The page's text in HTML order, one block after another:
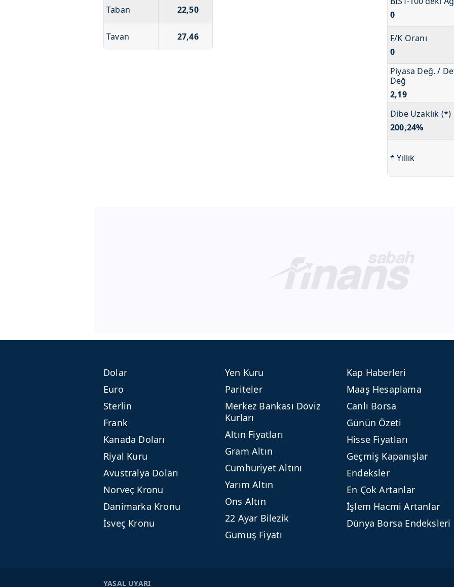
Taban 22,50
Tavan 27,46
0
F/K Oranı
0
Piyasa Değ. /
Değ
2,19
Dibe Uzaklık (*)
200,24%
* Yıllık
Dolar
Euro
Sterlin
Frank
Kanada Doları
Riyal Kuru
Avustralya Doları
Norveç Kronu
Danimarka Kronu
İsveç Kronu
Yen Kuru
Pariteler
Merkez Bankası Döviz
Kurları
Altın Fiyatları
Gram Altın
Cumhuriyet Altını
Yarım Altın
Ons Altın
22 Ayar Bilezik
Gümüş Fiyatı
Kap Haberleri
Maaş Hesaplama
Canlı Borsa
Günün Özeti
Hisse Fiyatları
Geçmiş Kapanışlar
Endeksler
En Çok Artanlar
İşlem Hacmi Artanlar
Dünya Borsa Endeksleri
YASAL UYARI